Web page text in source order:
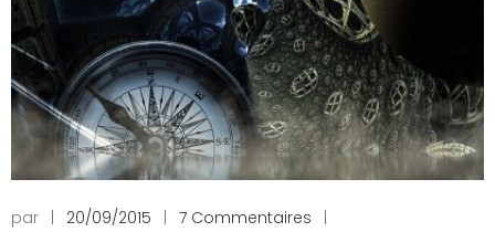
par 20/09/2015 7 Commentaires